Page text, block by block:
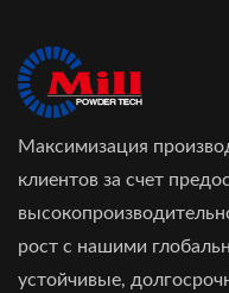
Максимизация
клиентов за счет
рост с нашими
устойчивые,